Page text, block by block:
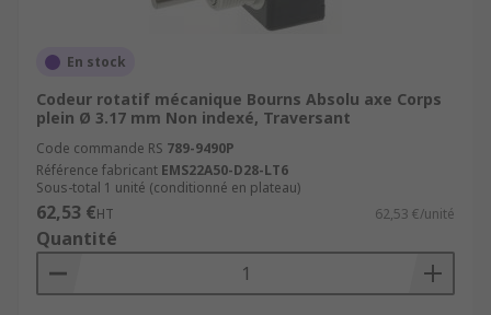
En stock
Codeur rotatif mécanique Bourns Absolu axe Corps
plein Ø 3.17 mm Non indexé, Traversant
Code commande RS 789-9490P
Référence fabricant EMS22A50-D28-LT6
Sous-total 1 unité (conditionné en plateau)
62,53 €HT 62,53 €/unité
Quantité